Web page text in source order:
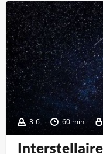
3-6 60 min
Interstellaire